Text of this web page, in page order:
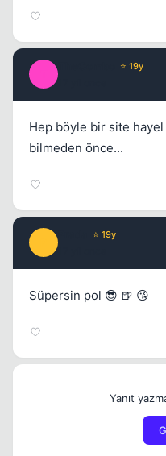
⭐ 19y
Hep böyle bir site
bilmeden önce...
⭐ 19y
Süpersin pol 😎 🍺 😘
Yanıt